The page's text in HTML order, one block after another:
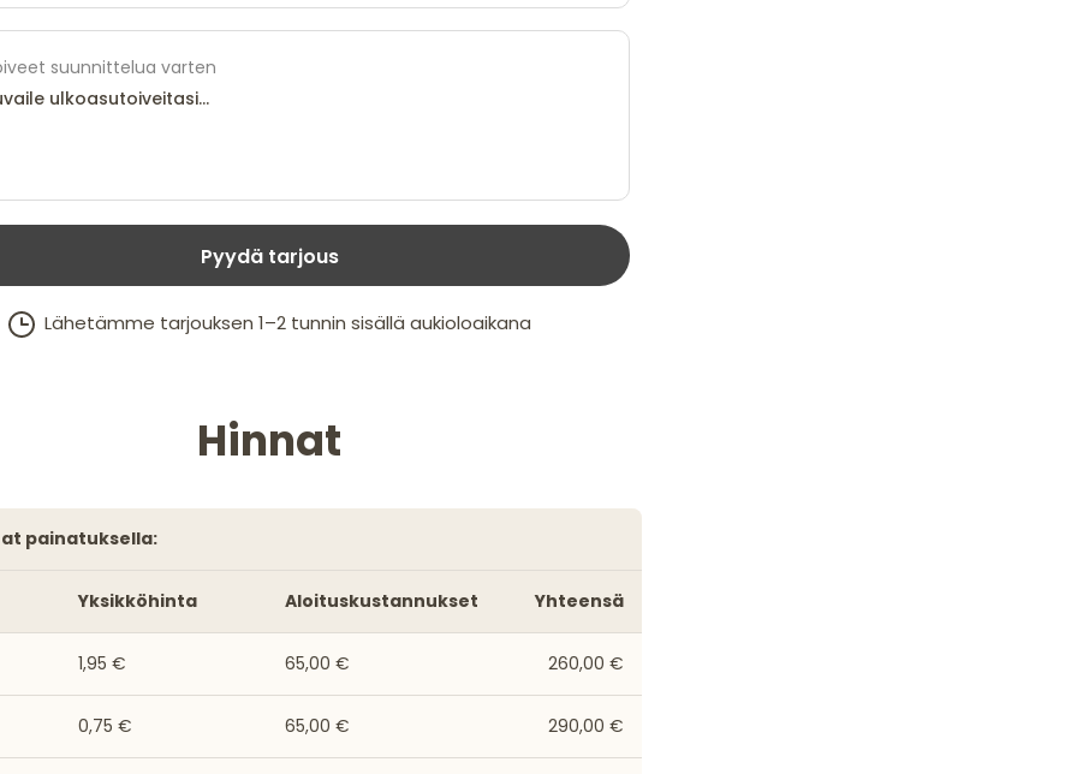
suunnittelua varten
Pyydä tarjous
Lähetämme tarjouksen 1–2 tunnin sisällä aukioloaikana
Hinnat
painatuksella:
Yksikköhinta Aloituskustannukset Yhteensä
1,95 € 65,00 € 260,00 €
0,75 € 65,00 € 290,00 €